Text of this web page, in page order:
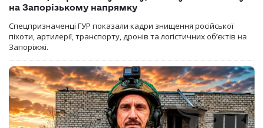
на Запорізькому напрямку
Спецпризначенці ГУР показали кадри знищення російської
піхоти, артилерії, транспорту, дронів та логістичних об’єктів на
Запоріжжі.